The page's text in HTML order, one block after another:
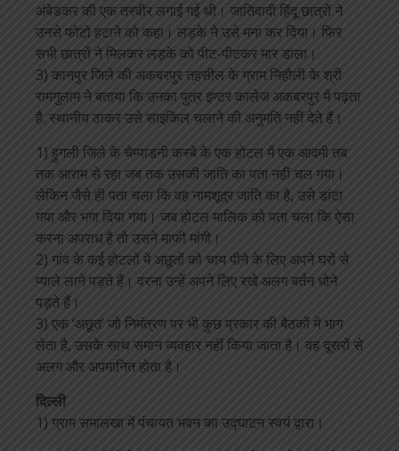
अंबेडकर की एक तस्वीर लगाई गई थी। जातिवादी हिंदू छात्रों ने
उनसे फोटो हटाने को कहा। लड़के ने उसे मना कर दिया। फिर
सभी छात्रों ने मिलकर लड़के को पीट-पीटकर मार डाला।
3) कानपुर जिले की अकबरपुर तहसील के ग्राम निहौली के श्री
रामगुलाम ने बताया कि उनका पुत्र इण्टर कालेज अकबरपुर में पढ़ता
है. स्थानीय ठाकर उसे साइकिल चलाने की अनुमति नहीं देते हैं।
1) हुगली जिले के चेम्पाडनी कस्बे के एक होटल में एक आदमी तब
तक आराम से रहा जब तक उसकी जाति का पता नहीं चल गया।
लेकिन जैसे ही पता चला कि वह नामशूद्र जाति का है, उसे डांटा
गया और भगा दिया गया। जब होटल मालिक को पता चला कि ऐसा
करना अपराध है तो उसने माफी मांगी।
2) गांव के कई होटलों में अछूतों को चाय पीने के लिए अपने घरों से
प्याले लाने पड़ते हैं। वरना उन्हें अपने लिए रखे अलग बर्तन धोने
पड़ते हैं।
3) एक ‘अछूत’ जो निमंत्रण पर भी कुछ प्रकार की बैठकों में भाग
लेता है, उसके साथ समान व्यवहार नहीं किया जाता है। वह दूसरों से
अलग और अपमानित होता है।
दिल्ली
1) ग्राम समालखा में पंचायत भवन का उद्घाटन स्वयं द्वारा।